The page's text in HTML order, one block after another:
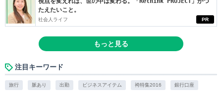
PR
たえたいこと。
社会人ライフ
もっと見る
注目キーワード
旅行 脈あり 出勤 ビジネスアイテム 袴特集2016 銀行口座